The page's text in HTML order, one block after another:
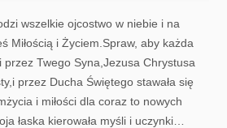
wszelkie ojcostwo w niebie i na
Miłością i Życiem.Spraw, aby każda
Twego Syna,Jezusa Chrystusa
przez Ducha Świętego stawała się
i miłości dla coraz to nowych
łaska kierowała myśli i uczynki…